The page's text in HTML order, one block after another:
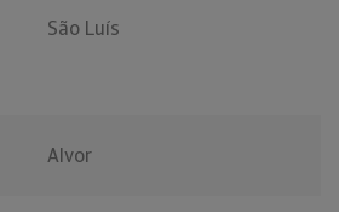
São Luís
Alvor